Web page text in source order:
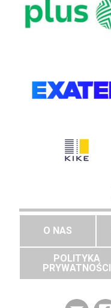
O NAS
POLITYKA
PRYWATNOŚCI